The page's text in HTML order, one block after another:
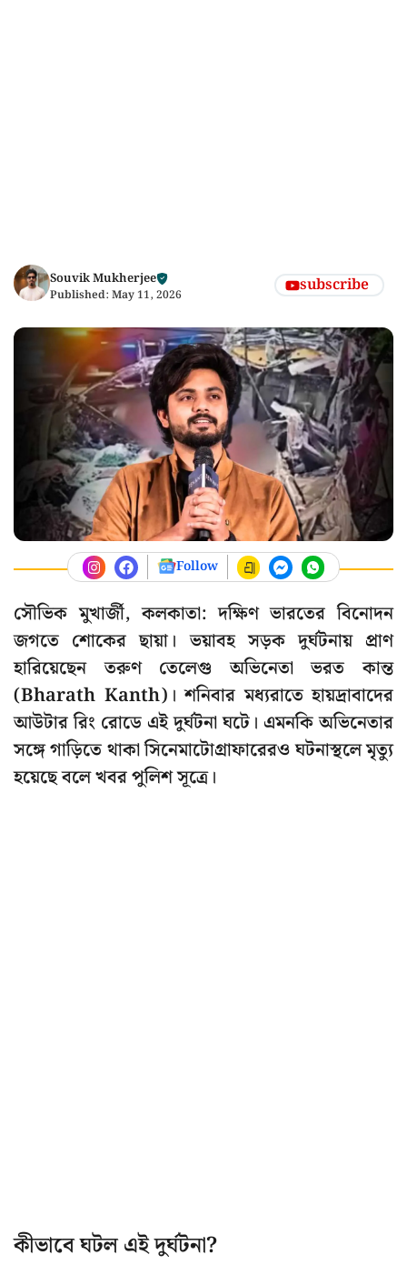
Souvik Mukherjee
Published: May 11, 2026 subscribe
Follow
সৌভিক মুখার্জী, কলকাতা: দক্ষিণ ভারতের বিনোদন
জগতে শোকের ছায়া। ভয়াবহ সড়ক দুর্ঘটনায় প্রাণ
হারিয়েছেন তরুণ তেলেগু অভিনেতা ভরত কান্ত
(Bharath Kanth)। শনিবার মধ্যরাতে হায়দ্রাবাদের
আউটার রিং রোডে এই দুর্ঘটনা ঘটে। এমনকি অভিনেতার
সঙ্গে গাড়িতে থাকা সিনেমাটোগ্রাফারেরও ঘটনাস্থলে মৃত্যু
হয়েছে বলে খবর পুলিশ সূত্রে।
কীভাবে ঘটল এই দুর্ঘটনা?